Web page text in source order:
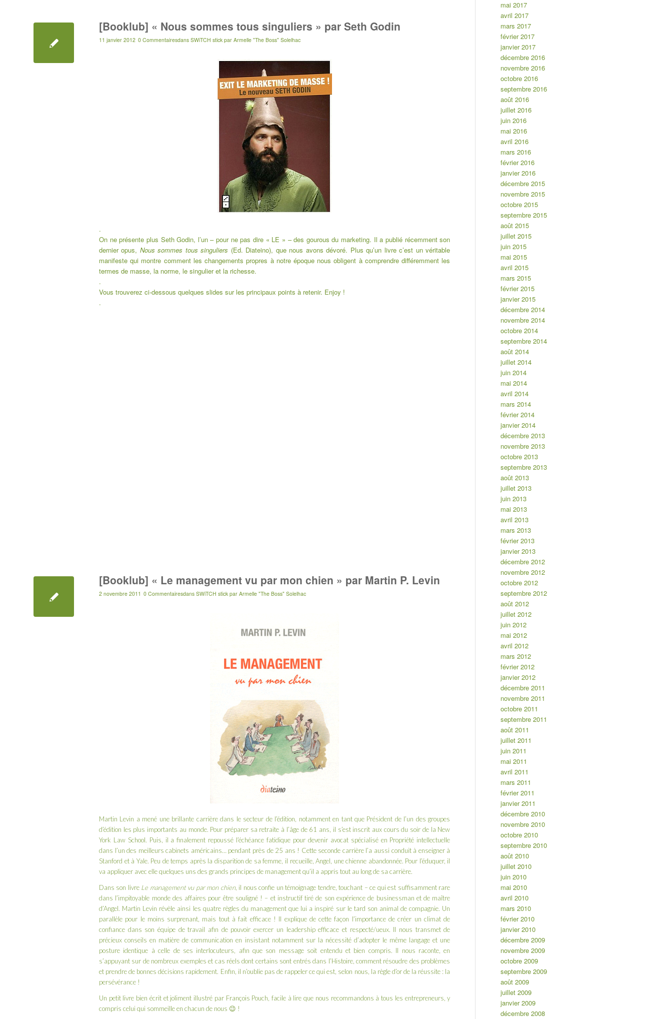
[Booklub] « Nous sommes tous singuliers » par Seth Godin
11 janvier 2012 0 Commentairesdans SWiTCH stick par Armelle "The Boss" Solelhac
.
On ne présente plus Seth Godin, l’un – pour ne pas dire « LE » – des gourous du marketing. Il a publié récemment son
dernier opus, Nous sommes tous singuliers (Ed. Diateino), que nous avons dévoré. Plus qu’un livre c’est un véritable
manifeste qui montre comment les changements propres à notre époque nous obligent à comprendre différemment les
termes de masse, la norme, le singulier et la richesse.
.
Vous trouverez ci-dessous quelques slides sur les principaux points à retenir. Enjoy !
.
[Booklub] « Le management vu par mon chien » par Martin P. Levin
2 novembre 2011 0 Commentairesdans SWiTCH stick par Armelle "The Boss" Solelhac
Martin Levin a mené une brillante carrière dans le secteur de l’édition, notamment en tant que Président de l’un des groupes
d’édition les plus importants au monde. Pour préparer sa retraite à l’âge de 61 ans, il s’est inscrit aux cours du soir de la New
York Law School. Puis, il a finalement repoussé l’échéance fatidique pour devenir avocat spécialisé en Propriété intellectuelle
dans l’un des meilleurs cabinets américains… pendant près de 25 ans ! Cette seconde carrière l’a aussi conduit à enseigner à
Stanford et à Yale. Peu de temps après la disparition de sa femme, il recueille, Angel, une chienne abandonnée. Pour l’éduquer, il
va appliquer avec elle quelques uns des grands principes de management qu’il a appris tout au long de sa carrière.
Dans son livre Le management vu par mon chien, il nous confie un témoignage tendre, touchant – ce qui est suffisamment rare
dans l’impitoyable monde des affaires pour être souligné ! – et instructif tiré de son expérience de businessman et de maître
d’Angel. Martin Levin révèle ainsi les quatre règles du managementque lui a inspiré sur le tard son animal de compagnie. Un
parallèle pour le moins surprenant, mais tout à fait efficace ! Il explique de cette façon l’importance de créer un climat de
confiance dans son équipe de travail afin de pouvoir exercer un leadership efficace et respecté/ueux. Il nous transmet de
précieux conseils en matière de communication en insistant notamment sur la nécessité d’adopter le même langage et une
posture identique à celle de ses interlocuteurs, afin que son message soit entendu et bien compris. Il nous raconte, en
s’appuyant sur de nombreux exemples et cas réels dont certains sont entrés dans l’Histoire, comment résoudre des problèmes
et prendre de bonnes décisions rapidement. Enfin, il n’oublie pas de rappeler ce qui est, selon nous, la règle d’or de la réussite : la
persévérance !
Un petit livre bien écrit et joliment illustré par François Pouch, facile à lire que nous recommandons à tous les entrepreneurs, y
compris celui qui sommeille en chacun de nous 😉 !
mai 2017
avril 2017
mars 2017
février 2017
janvier 2017
décembre 2016
novembre 2016
octobre 2016
septembre 2016
août 2016
juillet 2016
juin 2016
mai 2016
avril 2016
mars 2016
février 2016
janvier 2016
décembre 2015
novembre 2015
octobre 2015
septembre 2015
août 2015
juillet 2015
juin 2015
mai 2015
avril 2015
mars 2015
février 2015
janvier 2015
décembre 2014
novembre 2014
octobre 2014
septembre 2014
août 2014
juillet 2014
juin 2014
mai 2014
avril 2014
mars 2014
février 2014
janvier 2014
décembre 2013
novembre 2013
octobre 2013
septembre 2013
août 2013
juillet 2013
juin 2013
mai 2013
avril 2013
mars 2013
février 2013
janvier 2013
décembre 2012
novembre 2012
octobre 2012
septembre 2012
août 2012
juillet 2012
juin 2012
mai 2012
avril 2012
mars 2012
février 2012
janvier 2012
décembre 2011
novembre 2011
octobre 2011
septembre 2011
août 2011
juillet 2011
juin 2011
mai 2011
avril 2011
mars 2011
février 2011
janvier 2011
décembre 2010
novembre 2010
octobre 2010
septembre 2010
août 2010
juillet 2010
juin 2010
mai 2010
avril 2010
mars 2010
février 2010
janvier 2010
décembre 2009
novembre 2009
octobre 2009
septembre 2009
août 2009
juillet 2009
janvier 2009
décembre 2008